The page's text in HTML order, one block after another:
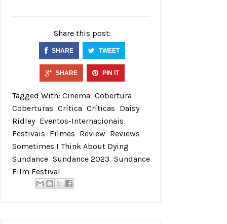
Share this post:
SHARE TWEET
SHARE PIN IT
Tagged With: Cinema Cobertura
Coberturas Crítica Críticas Daisy
Ridley Eventos-Internacionais
Festivais Filmes Review Reviews
Sometimes I Think About Dying
Sundance Sundance 2023 Sundance
Film Festival